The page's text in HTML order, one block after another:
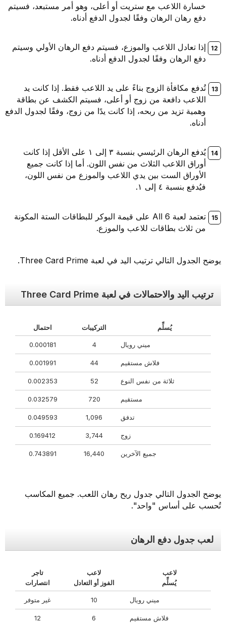
خسارة اللاعب مع ستريت أو أعلى، وهو أمر مستبعد، فسيتم
دفع رهان الرهان وفقًا لجدول الدفع أدناه.
إذا تعادل اللاعب والموزع، فسيتم دفع الرهان الأولي وسيتم
دفع الرهان وفقًا لجدول الدفع أدناه.
تُدفع مكافأة الزوج بناءً على يد اللاعب فقط. إذا كانت يد
اللاعب دافعة من زوج أو أعلى، فسيتم الكشف عن بطاقة
وهمية تزيد من ربحه، إذا كانت يدًا من زوج، وفقًا لجدول الدفع
أدناه.
يُدفع الرهان الرئيسي بنسبة ٣ إلى ١ على الأقل إذا كانت
أوراق اللاعب الثلاث من نفس اللون. أما إذا كانت جميع
الأوراق الست بين يدي اللاعب والموزع من نفس اللون،
فيُدفع بنسبة ٤ إلى ١.
تعتمد لعبة All 6 على قيمة البوكر للبطاقات الستة المكونة
من ثلاث بطاقات للاعب والموزع.
يوضح الجدول التالي ترتيب اليد في لعبة Three Card Prime.
ترتيب اليد والاحتمالات في لعبة Three Card Prime
يُسلِّم التركيبات احتمال
ميني رويال 4
0.000181
فلاش مستقيم 44
0.001991
ثلاثة من نفس النوع 52
0.002353
مستقيم 720
0.032579
تدفق 1,096
0.049593
زوج 3,744
0.169412
جميع الآخرين 16,440
0.743891
يوضح الجدول التالي جدول ربح رهان اللعب. جميع المكاسب
تُحسب على أساس "واحد".
لعب جدول دفع الرهان
لاعب
يُسلِّم
لاعب
الفوز أو التعادل
تاجر
انتصارات
ميني رويال 10 غير متوفر
فلاش مستقيم 12